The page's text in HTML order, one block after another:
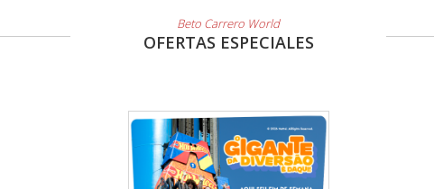
Beto Carrero World
OFERTAS ESPECIALES